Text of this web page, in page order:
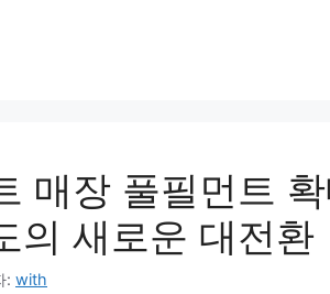
매장 풀필먼트
의 새로운 대전환
: with